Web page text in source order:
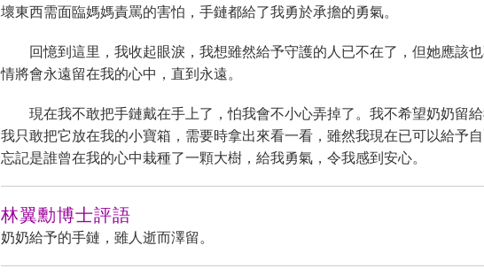
壞東西需面臨媽媽責罵的害怕，手鏈都給了我勇於承擔的勇氣。
回憶到這里，我收起眼淚，我想雖然給予守護的人已不在了，但她應該
情將會永遠留在我的心中，直到永遠。
現在我不敢把手鏈戴在手上了，怕我會不小心弄掉了。我不希望奶奶留給
我只敢把它放在我的小寶箱，需要時拿出來看一看，雖然我現在已可以給予
忘記是誰曾在我的心中栽種了一顆大樹，給我勇氣，令我感到安心。
林翼勳博士評語
奶奶給予的手鏈，雖人逝而澤留。